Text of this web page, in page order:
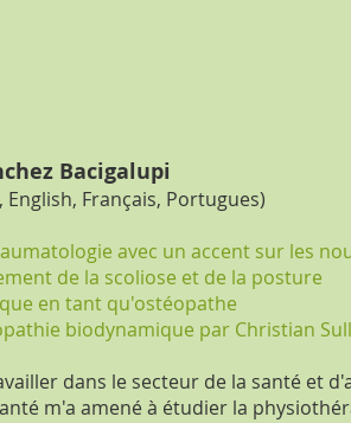
Bacigalupi
English, Français, Portugues)
avec un accent sur les
de la scoliose et de la posture
en tant qu'ostéopathe
biodynamique par Christian
dans le secteur de la santé et
m'a amené à étudier la